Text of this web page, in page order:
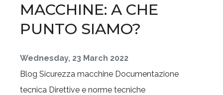
MACCHINE: A CHE
PUNTO SIAMO?
Wednesday, 23 March 2022
Blog Sicurezza macchine Documentazione
tecnica Direttive e norme tecniche